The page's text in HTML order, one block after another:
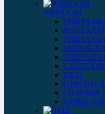
УНИТАЗЫ
УНИТАЗЫ
УНИТАЗЫ
БИДЕ
ОТВОДЫ
СИДЕНЬЯ
БАЧКИ